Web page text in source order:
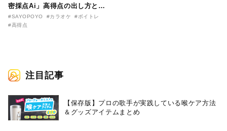
密採点Ai」高得点の出し方と裏
技をSAYOPOYOに聞く。おす
すめ曲３選と攻略のコツもご紹
#SAYOPOYO #カラオケ
#ボイトレ
#高得点
注目記事
【保存版】プロの歌手が実践している喉ケア⽅法
＆グッズアイテムまとめ